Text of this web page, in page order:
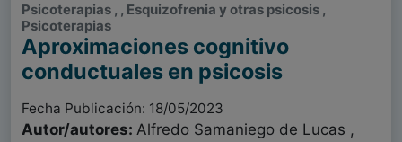
Psicoterapias , , Esquizofrenia y otras psicosis ,
Psicoterapias
Aproximaciones cognitivo
conductuales en psicosis
Fecha Publicación: 18/05/2023
Autor/autores: Alfredo Samaniego de Lucas ,